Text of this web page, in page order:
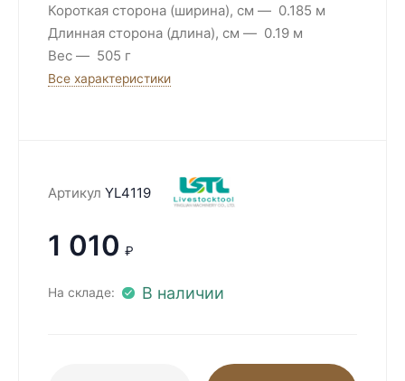
Короткая сторона (ширина), см
0.185 м
Длинная сторона (длина), см
0.19 м
Вес
505 г
Все характеристики
Артикул YL4119
1 010 ₽
На складе: В наличии